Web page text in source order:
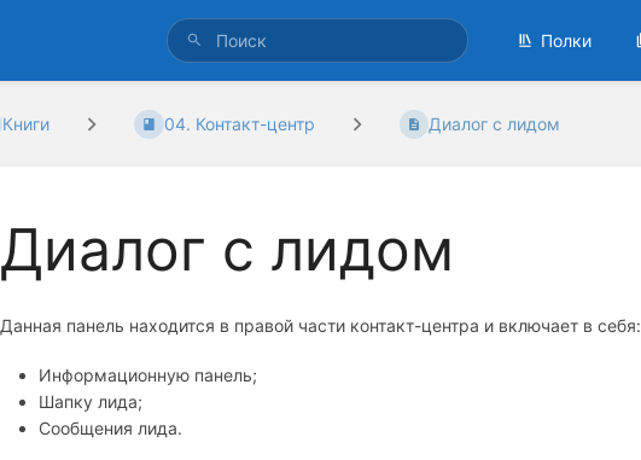
Полки
Книги 04. Контакт-центр Диалог с лидом
Диалог с лидом
Данная панель находится в правой части контакт-центра и включает в себя:
Информационную панель;
Шапку лида;
Сообщения лида.